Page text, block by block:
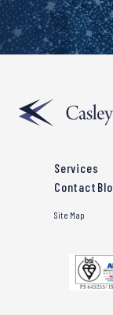
Services
Contact
Site Map